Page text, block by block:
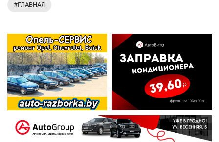
#ГЛАВНАЯ